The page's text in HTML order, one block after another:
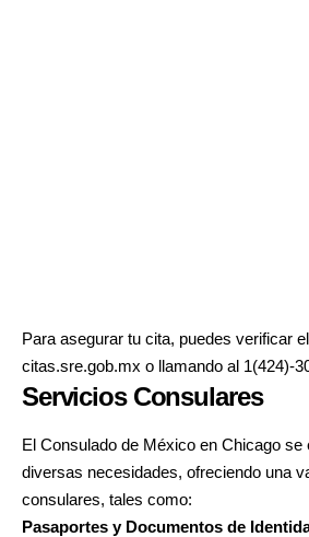
Para asegurar tu cita, puedes verificar
citas.sre.gob.mx o llamando al 1(424)-
Servicios Consulares
El Consulado de México en Chicago se
diversas necesidades, ofreciendo una
consulares, tales como:
Pasaportes y Documentos de